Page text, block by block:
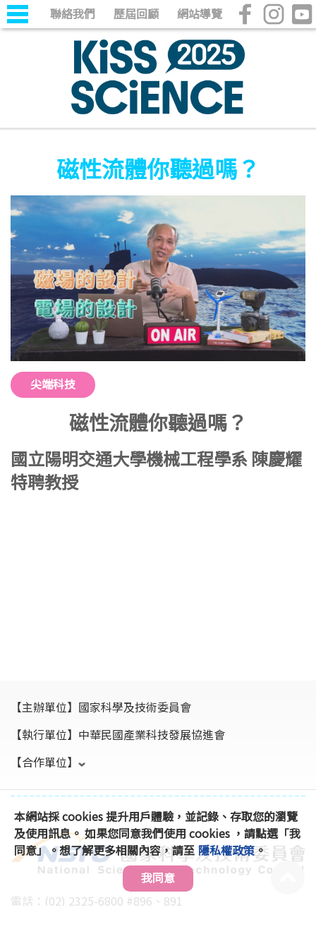
聯絡我們 歷屆回顧 網站導覽
磁性流體你聽過嗎？
尖端科技
磁性流體你聽過嗎？
國立陽明交通大學機械工程學系 陳慶耀
特聘教授
【主辦單位】 國家科學及技術委員會
【執行單位】 中華民國產業科技發展協進會
【合作單位】
電話：(02) 2325-6800 #896、891
本網站採 cookies 提升用戶體驗，並記錄、存取您的瀏覽
及使用訊息。 如果您同意我們使用 cookies ，請點選「我
同意」。想了解更多相關內容，請至 隱私權政策。
我同意